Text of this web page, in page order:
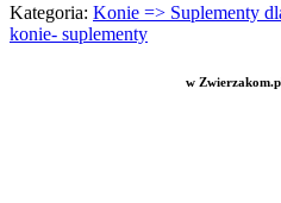
Kategoria: Konie => Suplementy
konie- suplementy
w